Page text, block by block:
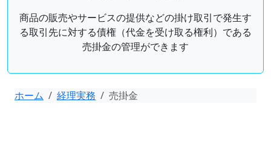
商品の販売やサービスの提供などの掛け取引で発生す
る取引先に対する債権（代金を受け取る権利）である
売掛金の管理ができます
ホーム 経理実務 売掛金